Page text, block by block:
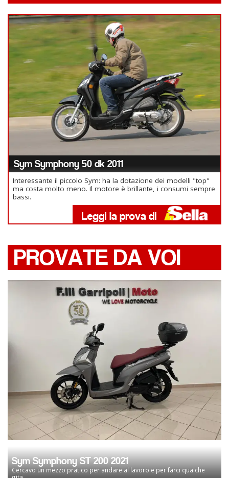
Sym Symphony 50 dk 2011
Interessante il piccolo Sym: ha la dotazione dei modelli "top"
ma costa molto meno. Il motore è brillante, i consumi sempre
bassi.
PROVATE DA VOI
Sym Symphony ST 200 2021
Cercavo un mezzo pratico per andare al lavoro e per farci qualche